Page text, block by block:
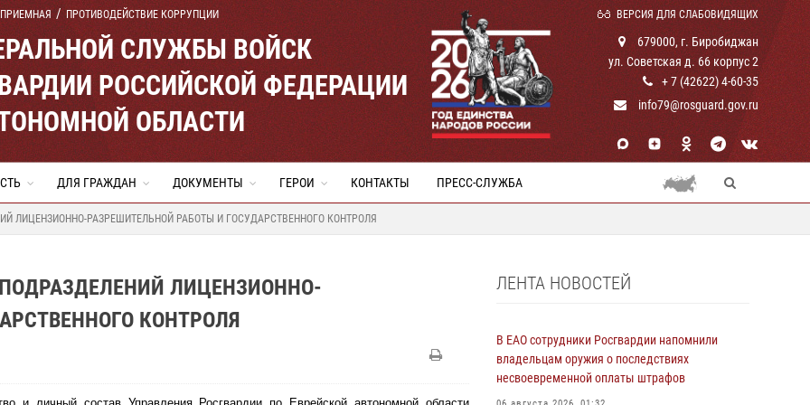
ПРОТИВОДЕЙСТВИЕ КОРРУПЦИИ ВЕРСИЯ ДЛЯ СЛАБОВИДЯЩИХ
СЛУЖБЫ ВОЙСК
РОССИЙСКОЙ ФЕДЕРАЦИИ
ОБЛАСТИ
679000, г. Биробиджан
ул. Советская д. 66 корпус 2
+ 7 (42622) 4-60-35
info79@rosguard.gov.ru
ДЛЯ ГРАЖДАН ДОКУМЕНТЫ ГЕРОИ КОНТАКТЫ ПРЕСС-СЛУЖБА
ЛИЦЕНЗИОННО-РАЗРЕШИТЕЛЬНОЙ РАБОТЫ И ГОСУДАРСТВЕННОГО КОНТРОЛЯ
ЛИЦЕНЗИОННО-
КОНТРОЛЯ
ЛЕНТА НОВОСТЕЙ
В ЕАО сотрудники Росгвардии напомнили
владельцам оружия о последствиях
несвоевременной оплаты штрафов